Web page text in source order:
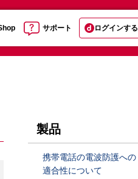
サポート ログインする
製品
携帯電話の電波防護への
適合性について